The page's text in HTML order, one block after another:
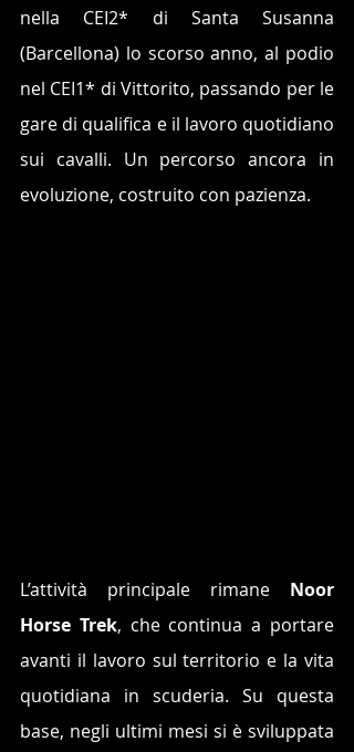
nella CEI2* di Santa Susanna
(Barcellona) lo scorso anno, al podio
nel CEI1* di Vittorito, passando per le
gare di qualifica e il lavoro quotidiano
sui cavalli. Un percorso ancora in
evoluzione, costruito con pazienza.
L’attività principale rimane Noor
Horse Trek, che continua a portare
avanti il lavoro sul territorio e la vita
quotidiana in scuderia. Su questa
base, negli ultimi mesi si è sviluppata